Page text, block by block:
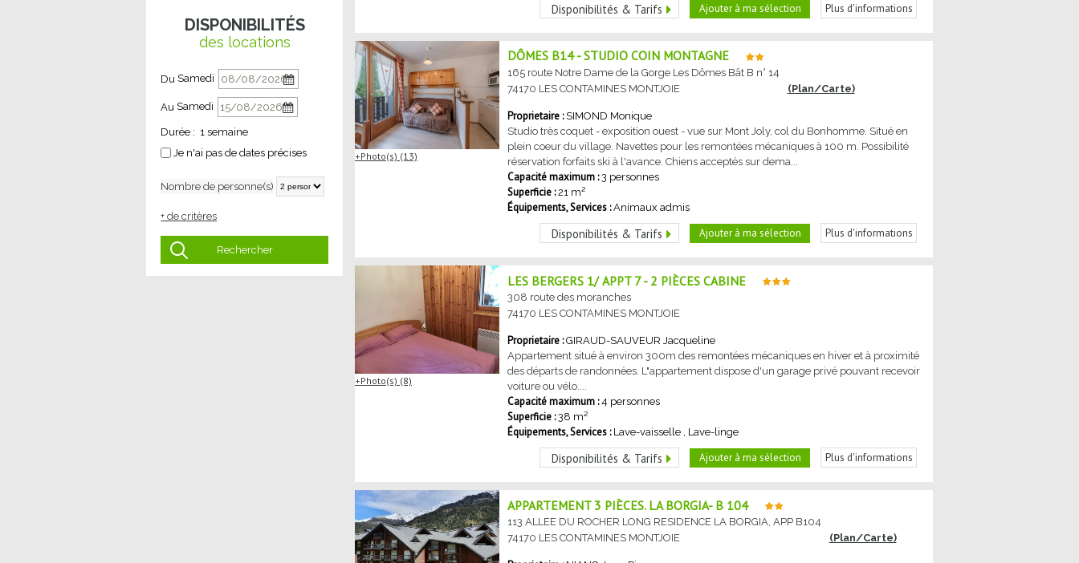
Ajouter à ma sélection Plus d'informations
Disponibilités & Tarifs
Photo(s) (13)
DÔMES B14 - STUDIO COIN MONTAGNE
165 route Notre Dame de la Gorge Les Dômes Bât B n° 14
74170 LES CONTAMINES MONTJOIE (Plan/Carte)
SIMOND Monique
Studio très coquet - exposition ouest - vue sur Mont Joly, col du Bonhomme. Situé en
plein coeur du village. Navettes pour les remontées mécaniques à 100 m. Possibilité
réservation forfaits ski à l'avance. Chiens acceptés sur dema...
Capacité maximum : 3 personnes
Superficie : 21 m²
Équipements, Services : Animaux admis
Ajouter à ma sélection Plus d'informations
Disponibilités & Tarifs
Photo(s) (8)
LES BERGERS 1/ APPT 7 - 2 PIÈCES CABINE
308 route des moranches
74170 LES CONTAMINES MONTJOIE
GIRAUD-SAUVEUR Jacqueline
Appartement situé à environ 300m des remontées mécaniques en hiver et à proximité
des départs de randonnées. L"appartement dispose d'un garage privé pouvant recevoir
voiture ou vélo....
Capacité maximum : 4 personnes
Superficie : 38 m²
Équipements, Services : Lave-vaisselle Lave-linge
Ajouter à ma sélection Plus d'informations
Disponibilités & Tarifs
APPARTEMENT 3 PIÈCES. LA BORGIA- B 104
113 ALLEE DU ROCHER LONG RESIDENCE LA BORGIA, APP B104
74170 LES CONTAMINES MONTJOIE (Plan/Carte)
DISPONIBILITÉS
des locations
Du Samedi
Au Samedi
Durée : 1 semaine
Je n'ai pas de dates précises
Nombre de personne(s)
+ de critères